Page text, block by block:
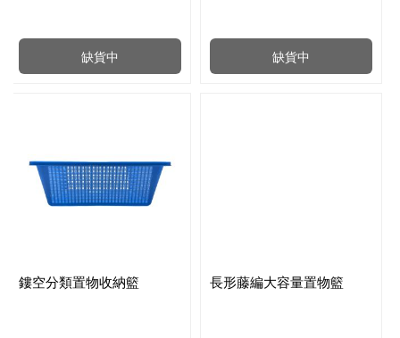
缺貨中 缺貨中
鏤空分類置物收納籃 長形藤編大容量置物籃